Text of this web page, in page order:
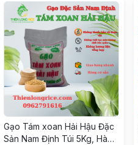
Gạo Tám xoan Hải Hậu Đặc
Sản Nam Định Túi 5Kg, Hàng